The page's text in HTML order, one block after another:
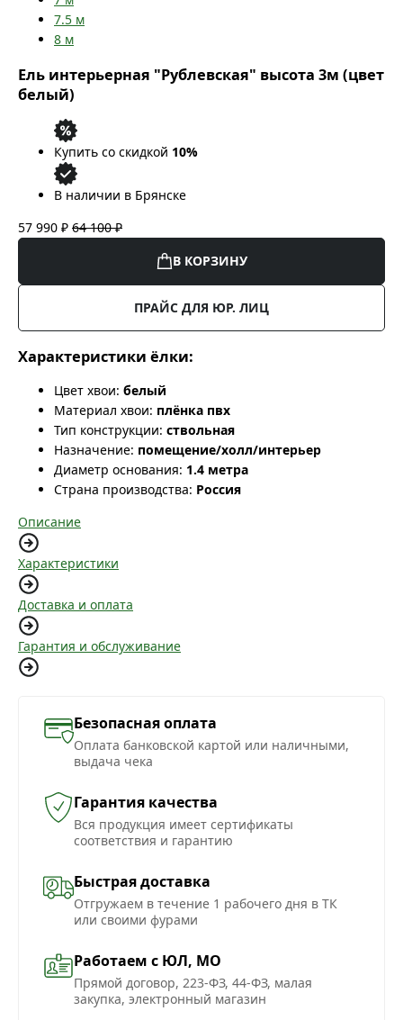
7.5 м
8 м
Ель интерьерная "Рублевская" высота 3м (цвет
белый)
Купить со скидкой 10%
В наличии в Брянске
57 990 ₽ 64 100 ₽
В КОРЗИНУ
ПРАЙС ДЛЯ ЮР. ЛИЦ
Характеристики ёлки:
Цвет хвои: белый
Материал хвои: плёнка пвх
Тип конструкции: ствольная
Назначение: помещение/холл/интерьер
Диаметр основания: 1.4 метра
Страна производства: Россия
Описание
Характеристики
Доставка и оплата
Гарантия и обслуживание
Безопасная оплата
Оплата банковской картой или наличными,
выдача чека
Гарантия качества
Вся продукция имеет сертификаты
соответствия и гарантию
Быстрая доставка
Отгружаем в течение 1 рабочего дня в ТК
или своими фурами
Работаем с ЮЛ, МО
Прямой договор, 223-ФЗ, 44-ФЗ, малая
закупка, электронный магазин